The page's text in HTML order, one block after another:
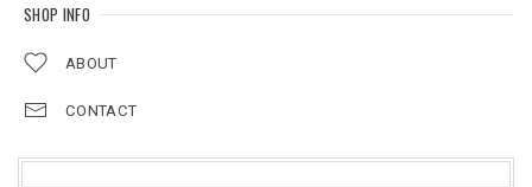
SHOP INFO
ABOUT
CONTACT